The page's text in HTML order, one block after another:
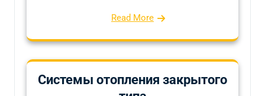
Read More
Системы отопления закрытого